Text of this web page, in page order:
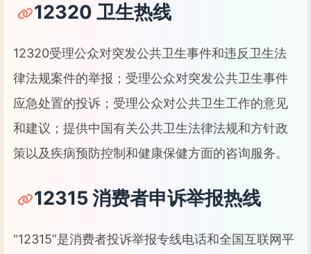
12320 卫生热线
12320受理公众对突发公共卫生事件和违反卫生法
律法规案件的举报；受理公众对突发公共卫生事件
应急处置的投诉；受理公众对公共卫生工作的意见
和建议；提供中国有关公共卫生法律法规和方针政
策以及疾病预防控制和健康保健方面的咨询服务。
12315 消费者申诉举报热线
“12315”是消费者投诉举报专线电话和全国互联网平